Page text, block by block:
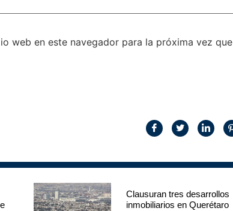
web en este navegador para la próxima vez que
Clausuran tres desarrollos
inmobiliarios en Querétaro